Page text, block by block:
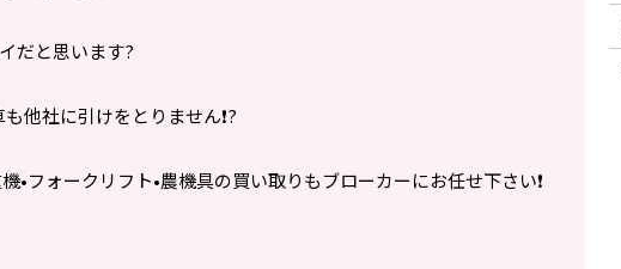
だと思います?
他社に引けをとりません❗️?
•フォークリフト•農機具の買い取りもブローカーにお任せ下さい❗️